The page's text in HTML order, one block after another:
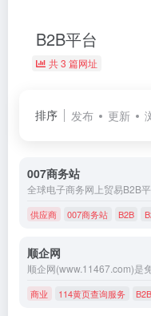
B2B平台
共 3 篇网址
排序 发布 更新
007商务站
全球电子商务网上贸易B2B
供应商 007商务站 B2B
顺企网
商业 114黄页查询服务 B2B